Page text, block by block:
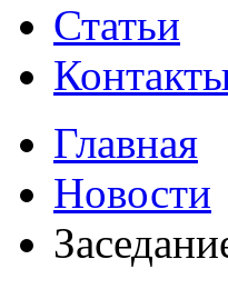
Статьи
Главная
Новости